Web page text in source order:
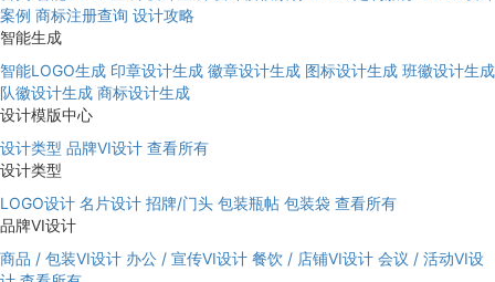
案例 商标注册查询 设计攻略
智能生成
智能LOGO生成 印章设计生成 徽章设计生成 图标设计生成 班徽设计生成
队徽设计生成 商标设计生成
设计模版中心
设计类型 品牌VI设计 查看所有
设计类型
LOGO设计 名片设计 招牌/门头 包装瓶帖 包装袋 查看所有
品牌VI设计
商品 / 包装VI设计 办公 / 宣传VI设计 餐饮 / 店铺VI设计 会议 / 活动VI设